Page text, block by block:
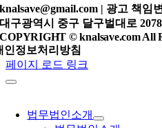
knalsave@gmail.com | 광고 책임
대구광역시 중구 달구벌대로
COPYRIGHT © knalsave.com All
인정보처리방침
페이지 로드 링크
법무법인소개